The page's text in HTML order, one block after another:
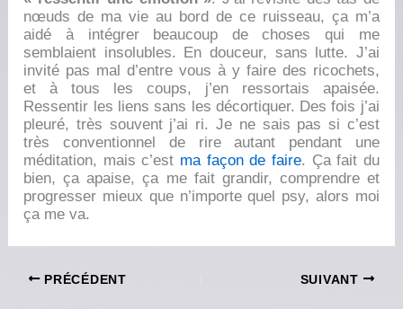
nœuds de ma vie au bord de ce ruisseau, ça m’a
aidé à intégrer beaucoup de choses qui me
semblaient insolubles. En douceur, sans lutte. J’ai
invité pas mal d’entre vous à y faire des ricochets,
et à tous les coups, j’en ressortais apaisée.
Ressentir les liens sans les décortiquer. Des fois j’ai
pleuré, très souvent j’ai ri. Je ne sais pas si c’est
très conventionnel de rire autant pendant une
méditation, mais c’est ma façon de faire. Ça fait du
bien, ça apaise, ça me fait grandir, comprendre et
progresser mieux que n’importe quel psy, alors moi
ça me va.
PRÉCÉDENT SUIVANT